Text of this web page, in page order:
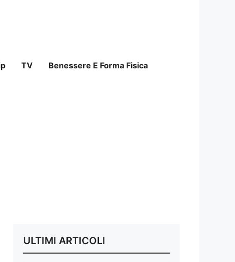
TV Benessere E Forma Fisica
ULTIMI ARTICOLI